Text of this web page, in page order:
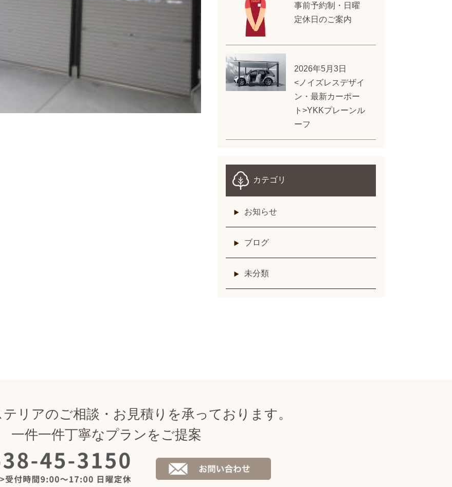
事前予約制・日曜
定休日のご案内
2026年5月3日
<ノイズレスデザイ
ン・最新カーポー
ト>YKKプレーンル
ーフ
カテゴリ
お知らせ
ブログ
未分類
リアのご相談・お見積りを承っております。
一件一件丁寧なプランをご提案